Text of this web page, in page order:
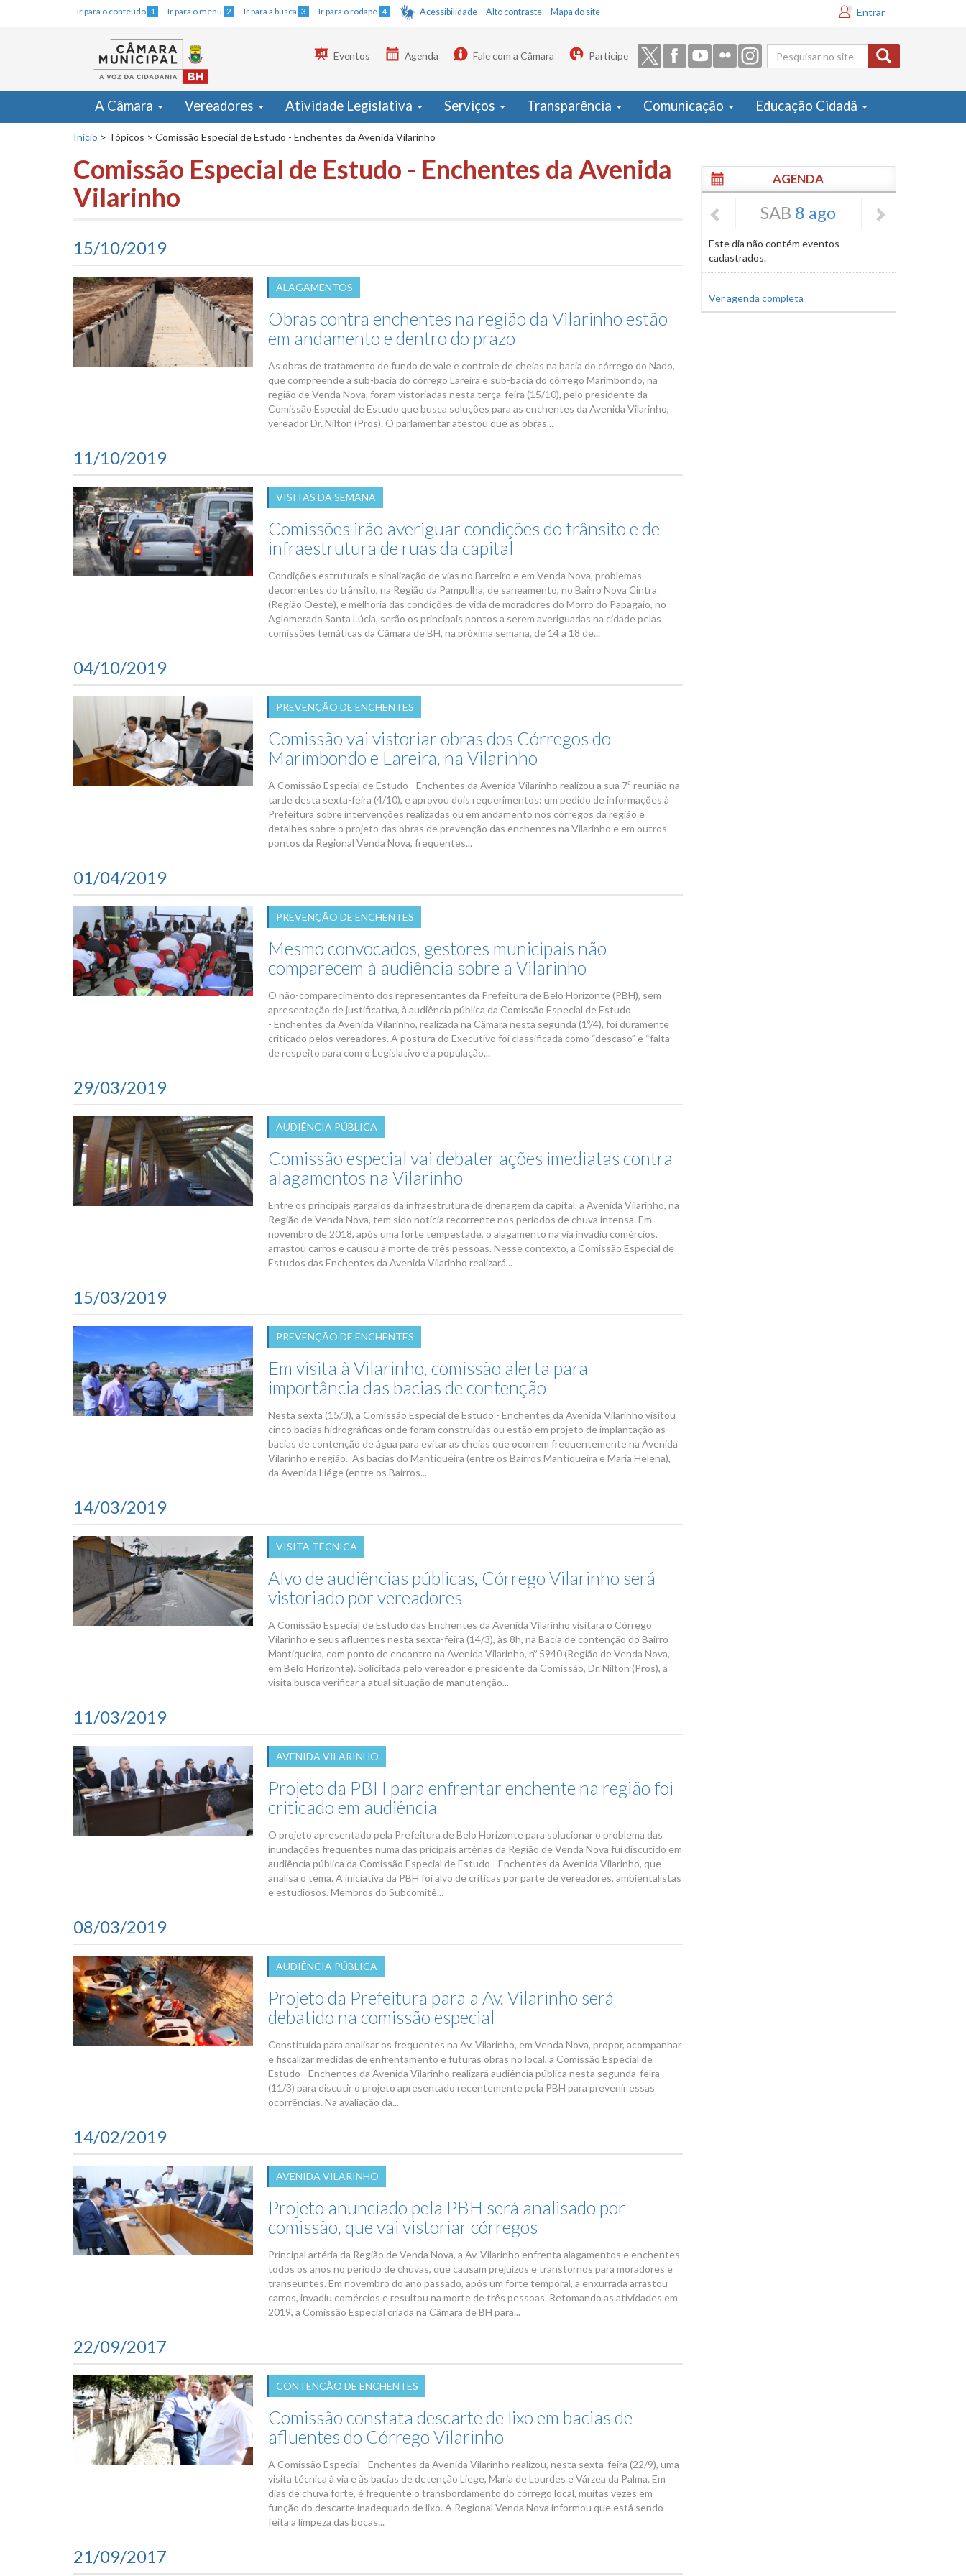
Ir para o conteúdo 1 Ir para o menu 2 Ir para a busca 3 Ir para o rodapé 4 Acessibilidade Alto contraste Mapa do site Entrar
Formulário
de busca
Eventos Agenda Fale com a Câmara Participe
A Câmara Vereadores Atividade Legislativa Serviços Transparência Comunicação Educação Cidadã
Início > Tópicos > Comissão Especial de Estudo - Enchentes da Avenida Vilarinho
Comissão Especial de Estudo - Enchentes da Avenida
Vilarinho
15/10/2019
ALAGAMENTOS
Obras contra enchentes na região da Vilarinho estão
em andamento e dentro do prazo
As obras de tratamento de fundo de vale e controle de cheias na bacia do córrego do Nado,
que compreende a sub-bacia do córrego Lareira e sub-bacia do córrego Marimbondo, na
região de Venda Nova, foram vistoriadas nesta terça-feira (15/10), pelo presidente da
Comissão Especial de Estudo que busca soluções para as enchentes da Avenida Vilarinho,
vereador Dr. Nilton (Pros). O parlamentar atestou que as obras...
11/10/2019
VISITAS DA SEMANA
Comissões irão averiguar condições do trânsito e de
infraestrutura de ruas da capital
Condições estruturais e sinalização de vias no Barreiro e em Venda Nova, problemas
decorrentes do trânsito, na Região da Pampulha, de saneamento, no Bairro Nova Cintra
(Região Oeste), e melhoria das condições de vida de moradores do Morro do Papagaio, no
Aglomerado Santa Lúcia, serão os principais pontos a serem averiguadas na cidade pelas
comissões temáticas da Câmara de BH, na próxima semana, de 14 a 18 de...
04/10/2019
PREVENÇÃO DE ENCHENTES
Comissão vai vistoriar obras dos Córregos do
Marimbondo e Lareira, na Vilarinho
A Comissão Especial de Estudo - Enchentes da Avenida Vilarinho realizou a sua 7ª reunião na
tarde desta sexta-feira (4/10), e aprovou dois requerimentos: um pedido de informações à
Prefeitura sobre intervenções realizadas ou em andamento nos córregos da região e
detalhes sobre o projeto das obras de prevenção das enchentes na Vilarinho e em outros
pontos da Regional Venda Nova, frequentes...
01/04/2019
PREVENÇÃO DE ENCHENTES
Mesmo convocados, gestores municipais não
comparecem à audiência sobre a Vilarinho
O não-comparecimento dos representantes da Prefeitura de Belo Horizonte (PBH), sem
apresentação de justificativa, à audiência pública da Comissão Especial de Estudo
- Enchentes da Avenida Vilarinho, realizada na Câmara nesta segunda (1º/4), foi duramente
criticado pelos vereadores. A postura do Executivo foi classificada como “descaso” e “falta
de respeito para com o Legislativo e a população...
29/03/2019
AUDIÊNCIA PÚBLICA
Comissão especial vai debater ações imediatas contra
alagamentos na Vilarinho
Entre os principais gargalos da infraestrutura de drenagem da capital, a Avenida Vilarinho, na
Região de Venda Nova, tem sido notícia recorrente nos períodos de chuva intensa. Em
novembro de 2018, após uma forte tempestade, o alagamento na via invadiu comércios,
arrastou carros e causou a morte de três pessoas. Nesse contexto, a Comissão Especial de
Estudos das Enchentes da Avenida Vilarinho realizará...
15/03/2019
PREVENÇÃO DE ENCHENTES
Em visita à Vilarinho, comissão alerta para
importância das bacias de contenção
Nesta sexta (15/3), a Comissão Especial de Estudo - Enchentes da Avenida Vilarinho visitou
cinco bacias hidrográficas onde foram construídas ou estão em projeto de implantação as
bacias de contenção de água para evitar as cheias que ocorrem frequentemente na Avenida
Vilarinho e região. As bacias do Mantiqueira (entre os Bairros Mantiqueira e Maria Helena),
da Avenida Liége (entre os Bairros...
14/03/2019
VISITA TÉCNICA
Alvo de audiências públicas, Córrego Vilarinho será
vistoriado por vereadores
A Comissão Especial de Estudo das Enchentes da Avenida Vilarinho visitará o Córrego
Vilarinho e seus afluentes nesta sexta-feira (14/3), às 8h, na Bacia de contenção do Bairro
Mantiqueira, com ponto de encontro na Avenida Vilarinho, nº 5940 (Região de Venda Nova,
em Belo Horizonte). Solicitada pelo vereador e presidente da Comissão, Dr. Nilton (Pros), a
visita busca verificar a atual situação de manutenção...
11/03/2019
AVENIDA VILARINHO
Projeto da PBH para enfrentar enchente na região foi
criticado em audiência
O projeto apresentado pela Prefeitura de Belo Horizonte para solucionar o problema das
inundações frequentes numa das pricipais artérias da Região de Venda Nova fui discutido em
audiência pública da Comissão Especial de Estudo - Enchentes da Avenida Vilarinho, que
analisa o tema. A iniciativa da PBH foi alvo de críticas por parte de vereadores, ambientalistas
e estudiosos. Membros do Subcomitê...
08/03/2019
AUDIÊNCIA PÚBLICA
Projeto da Prefeitura para a Av. Vilarinho será
debatido na comissão especial
Constituída para analisar os frequentes na Av. Vilarinho, em Venda Nova, propor, acompanhar
e fiscalizar medidas de enfrentamento e futuras obras no local, a Comissão Especial de
Estudo - Enchentes da Avenida Vilarinho realizará audiência pública nesta segunda-feira
(11/3) para discutir o projeto apresentado recentemente pela PBH para prevenir essas
ocorrências. Na avaliação da...
14/02/2019
AVENIDA VILARINHO
Projeto anunciado pela PBH será analisado por
comissão, que vai vistoriar córregos
Principal artéria da Região de Venda Nova, a Av. Vilarinho enfrenta alagamentos e enchentes
todos os anos no período de chuvas, que causam prejuízos e transtornos para moradores e
transeuntes. Em novembro do ano passado, após um forte temporal, a enxurrada arrastou
carros, invadiu comércios e resultou na morte de três pessoas. Retomando as atividades em
2019, a Comissão Especial criada na Câmara de BH para...
22/09/2017
CONTENÇÃO DE ENCHENTES
Comissão constata descarte de lixo em bacias de
afluentes do Córrego Vilarinho
A Comissão Especial - Enchentes da Avenida Vilarinho realizou, nesta sexta-feira (22/9), uma
visita técnica à via e às bacias de detenção Liege, Maria de Lourdes e Várzea da Palma. Em
dias de chuva forte, é frequente o transbordamento do córrego local, muitas vezes em
função do descarte inadequado de lixo. A Regional Venda Nova informou que está sendo
feita a limpeza das bocas...
21/09/2017
AGENDA
SAB 8 ago
Este dia não contém eventos
cadastrados.
Ver agenda completa